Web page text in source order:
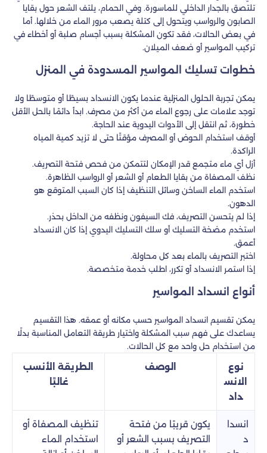
تلتصق بالجدار الداخلي للماسورة. وفي الحمام، يلتف الشعر حول بقايا
الصابون والرواسب ويتحول إلى كتلة يصعب مرور الماء من خلالها. أما
في بعض الحالات، فقد تكون المشكلة بسبب أجسام صلبة أو أخطاء في
تركيب المواسير أو ضعف الميلان.
خطوات تسليك المواسير المسدودة في المنزل
يمكن تجربة الحلول المنزلية عندما يكون الانسداد بسيطًا أو متوسطًا ولا
توجد علامات على رجوع الماء من أكثر من مصرف. ابدأ دائمًا بالحل الأقل
خطورة، ثم انتقل إلى الأدوات اليدوية عند الحاجة.
أوقف استخدام الحوض أو المصرف مؤقتًا حتى لا تزيد كمية المياه
الراكدة.
أزل أي ماء متجمع قدر الإمكان لتتمكن من فحص فتحة التصريف.
نظف المصفاة من بقايا الطعام أو الشعر أو الرواسب الظاهرة.
استخدم الماء الساخن وسائل التنظيف إذا كان السبب المتوقع هو
الدهون.
إذا لم يتحسن التصريف، فك السيفون ونظفه من الداخل بحذر.
استخدم مضخة التسليك أو سلك التسليك اليدوي إذا كان الانسداد
أعمق.
اختبر التصريف بالماء بعد كل محاولة.
إذا استمر الانسداد أو تكرر، اطلب خدمة متخصصة.
أنواع انسداد المواسير
يمكن تقسيم انسداد المواسير حسب مكانه أو عمقه. هذا التقسيم
يساعدك على فهم سبب المشكلة واختيار طريقة التعامل المناسبة بدلًا
من استخدام حل واحد مع كل الحالات.
نوع
الانس
داد
الوصف
الطريقة الأنسب
غالبًا
انسدا
د
يكون قريبًا من فتحة
التصريف بسبب الشعر أو
تنظيف المصفاة أو
استخدام الماء